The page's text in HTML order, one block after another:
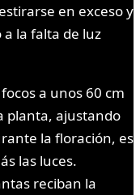
en exceso y
la falta de luz
a unos 60 cm
planta, ajustando
la floración, es
las luces.
reciban la